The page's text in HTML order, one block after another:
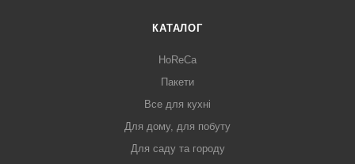
КАТАЛОГ
HoReCa
Пакети
Все для кухні
Для дому, для побуту
Для саду та городу